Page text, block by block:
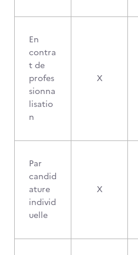
En
contra
t de
profes
sionna
lisatio
n
X
Par
candid
ature
individ
uelle
X